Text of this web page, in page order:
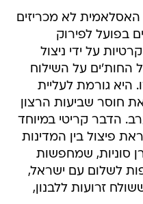
לא מכריזים
בפועל לפירוק
על ידי ניצול
על השילוח
היא גורמת לעליית
חוסר שביעות הרצון
הדבר קריטי במיוחד
פיצול בין המדינות
סוניות, שמחפשות
לשלום עם ישראל,
זרועות ללבנון,